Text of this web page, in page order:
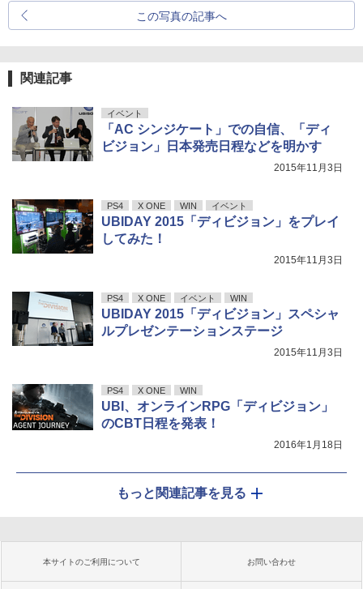
この写真の記事へ
関連記事
イベント
「AC シンジケート」での自信、「ディ
ビジョン」日本発売日程などを明かす
2015年11月3日
PS4 X ONE WIN イベント
UBIDAY 2015「ディビジョン」をプレイ
してみた！
2015年11月3日
PS4 X ONE イベント WIN
UBIDAY 2015「ディビジョン」スペシャ
ルプレゼンテーションステージ
2015年11月3日
PS4 X ONE WIN
UBI、オンラインRPG「ディビジョン」
のCBT日程を発表！
2016年1月18日
もっと関連記事を見る
本サイトのご利用について お問い合わせ